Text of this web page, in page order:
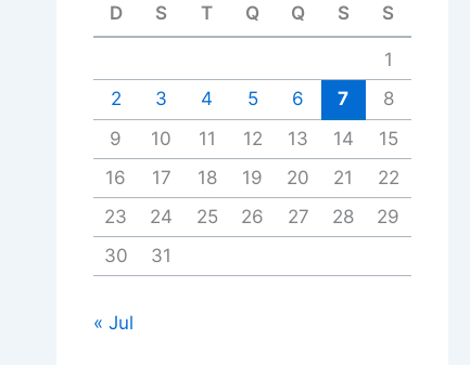
D S T Q Q S S
1
2
3 4 5 6 7
8
9
10 11 12 13 14
15
16
17 18 19 20 21
22
23
24 25 26 27 28
29
30
31
« Jul